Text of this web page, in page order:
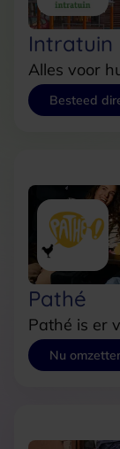
Intratuin
Alles voor
Besteed
Pathé
Pathé is er
Nu